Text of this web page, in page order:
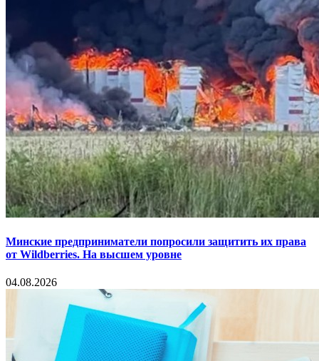
Минские предприниматели попросили защитить их права
от Wildberries. На высшем уровне
04.08.2026